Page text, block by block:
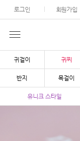
로그인 회원가입
귀걸이 귀찌
반지 목걸이
유니크 스타일